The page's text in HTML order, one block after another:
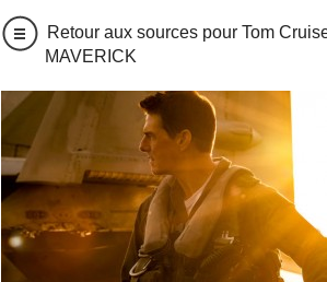
Retour aux sources pour Tom
MAVERICK